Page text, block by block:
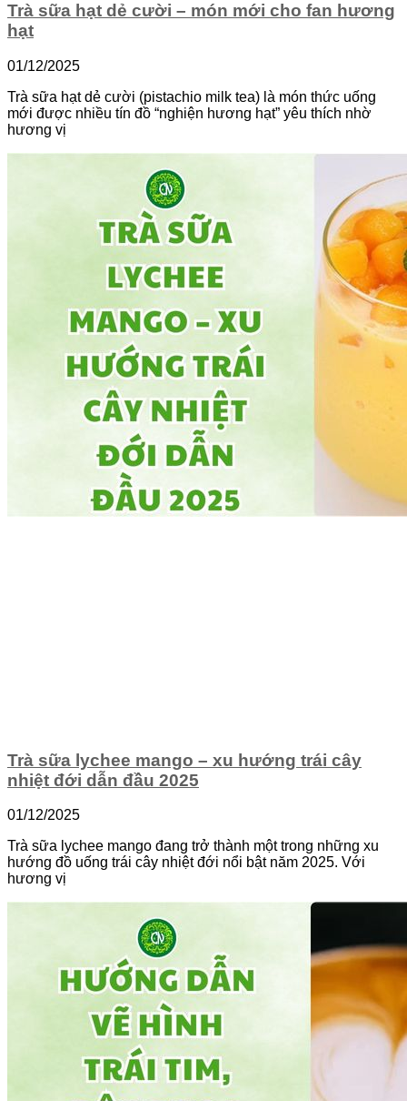
Trà sữa hạt dẻ cười – món mới cho fan hương
hạt
01/12/2025
Trà sữa hạt dẻ cười (pistachio milk tea) là món thức uống
mới được nhiều tín đồ “nghiện hương hạt” yêu thích nhờ
hương vị
Trà sữa lychee mango – xu hướng trái cây
nhiệt đới dẫn đầu 2025
01/12/2025
Trà sữa lychee mango đang trở thành một trong những xu
hướng đồ uống trái cây nhiệt đới nổi bật năm 2025. Với
hương vị